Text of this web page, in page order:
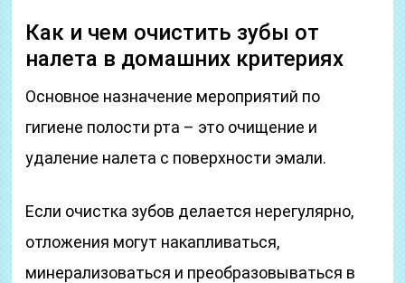
Как и чем очистить зубы от
налета в домашних критериях
Основное назначение мероприятий по
гигиене полости рта – это очищение и
удаление налета с поверхности эмали.
Если очистка зубов делается нерегулярно,
отложения могут накапливаться,
минерализоваться и преобразовываться в